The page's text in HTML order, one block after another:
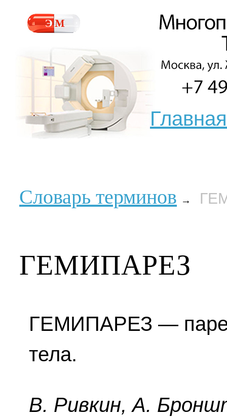
Главная
Словарь терминов →
ГЕМИПАРЕЗ
ГЕМИПАРЕЗ —
тела.
B. Pивкин, A.